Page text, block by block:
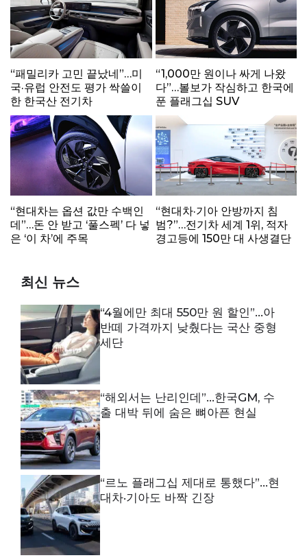
“패밀리카 고민 끝났네”…미
국·유럽 안전도 평가 싹쓸이
한 한국산 전기차
“1,000만 원이나 싸게 나왔
다”…볼보가 작심하고 한국에
푼 플래그십 SUV
“현대차는 옵션 값만 수백인
데”…돈 안 받고 ‘풀스펙’ 다 넣
은 ‘이 차’에 주목
“현대차·기아 안방까지 침
범?”…전기차 세계 1위, 적자
경고등에 150만 대 사생결단
최신 뉴스
“4월에만 최대 550만 원 할인”…아
반떼 가격까지 낮췄다는 국산 중형
세단
“해외서는 난리인데”…한국GM, 수
출 대박 뒤에 숨은 뼈아픈 현실
“르노 플래그십 제대로 통했다”…현
대차·기아도 바짝 긴장